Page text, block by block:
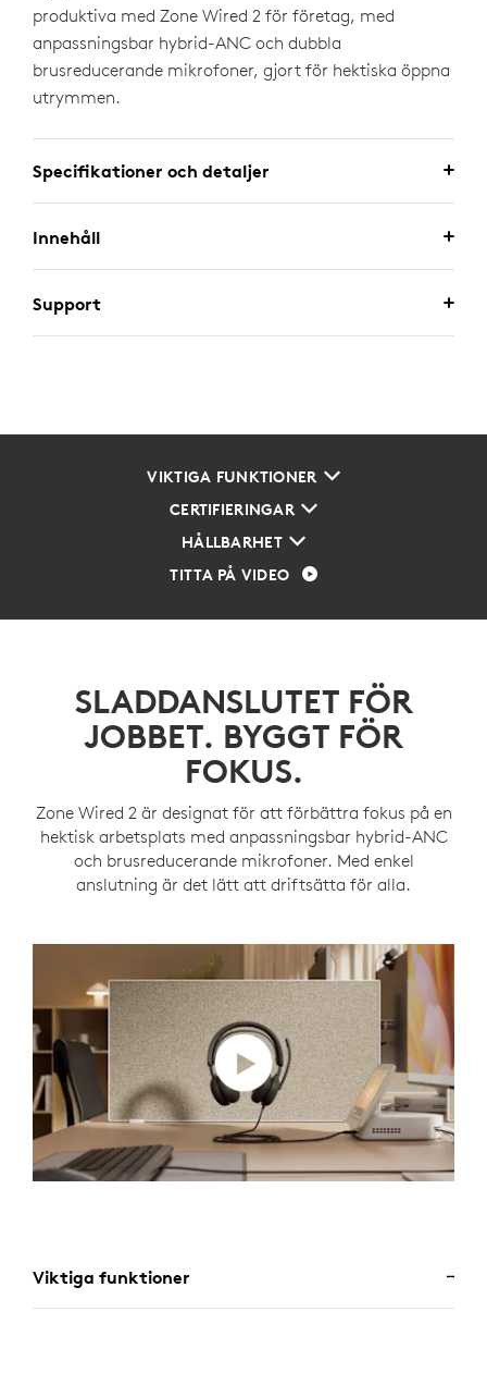
produktiva med Zone Wired 2 för företag, med
anpassningsbar hybrid-ANC och dubbla
brusreducerande mikrofoner, gjort för hektiska öppna
utrymmen.
Specifikationer och detaljer
Innehåll
Support
VIKTIGA FUNKTIONER
CERTIFIERINGAR
HÅLLBARHET
TITTA PÅ VIDEO
SLADDANSLUTET FÖR
JOBBET. BYGGT FÖR
FOKUS.
Zone Wired 2 är designat för att förbättra fokus på en
hektisk arbetsplats med anpassningsbar hybrid-ANC
och brusreducerande mikrofoner. Med enkel
anslutning är det lätt att driftsätta för alla.
Viktiga funktioner